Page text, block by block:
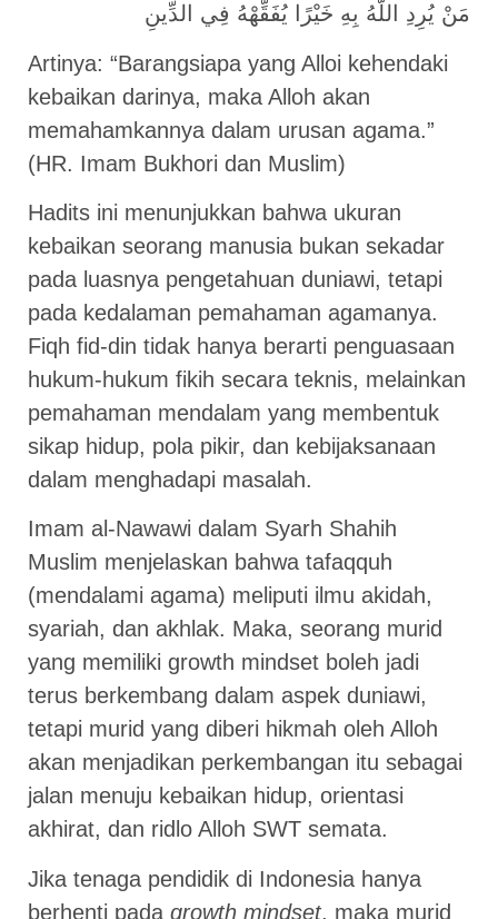
مَنْ يُرِدِ اللَّهُ بِهِ خَيْرًا يُفَقِّهْهُ فِي الدِّينِ
Artinya: “Barangsiapa yang Alloi kehendaki
kebaikan darinya, maka Alloh akan
memahamkannya dalam urusan agama.”
(HR. Imam Bukhori dan Muslim)
Hadits ini menunjukkan bahwa ukuran
kebaikan seorang manusia bukan sekadar
pada luasnya pengetahuan duniawi, tetapi
pada kedalaman pemahaman agamanya.
Fiqh fid-din tidak hanya berarti penguasaan
hukum-hukum fikih secara teknis, melainkan
pemahaman mendalam yang membentuk
sikap hidup, pola pikir, dan kebijaksanaan
dalam menghadapi masalah.
Imam al-Nawawi dalam Syarh Shahih
Muslim menjelaskan bahwa tafaqquh
(mendalami agama) meliputi ilmu akidah,
syariah, dan akhlak. Maka, seorang murid
yang memiliki growth mindset boleh jadi
terus berkembang dalam aspek duniawi,
tetapi murid yang diberi hikmah oleh Alloh
akan menjadikan perkembangan itu sebagai
jalan menuju kebaikan hidup, orientasi
akhirat, dan ridlo Alloh SWT semata.
Jika tenaga pendidik di Indonesia hanya
berhenti pada growth mindset, maka murid